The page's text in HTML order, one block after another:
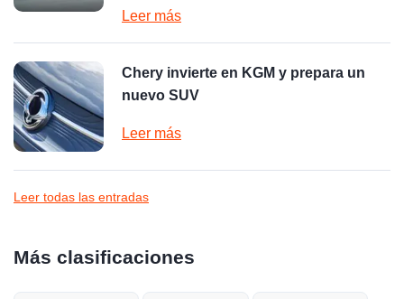
Leer más
Chery invierte en KGM y prepara un
nuevo SUV
Leer más
Leer todas las entradas
Más clasificaciones